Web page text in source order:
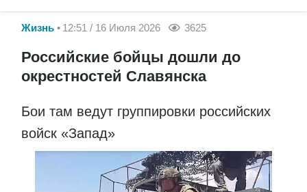
Жизнь 12:51 / 16 Июля 2026 3625
Российские бойцы дошли до
окрестностей Славянска
Бои там ведут группировки российских
войск «Запад»